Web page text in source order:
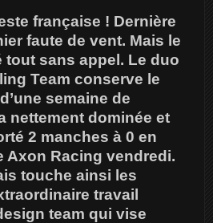
française ! Dernière
faute de vent. Mais le
tout sans appel. Le duo
Team conserve le
semaine de
nettement dominée et
2 manches à 0 en
Axon Racing vendredi.
touche ainsi les
travail
team qui vise